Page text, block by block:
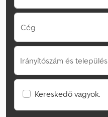
Cég
Irányítószám és település
Kereskedő vagyok.